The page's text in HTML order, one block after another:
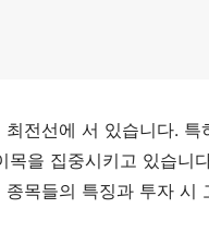
전선에 서 있습니다. 특
을 집중시키고 있습니
목들의 특징과 투자 시